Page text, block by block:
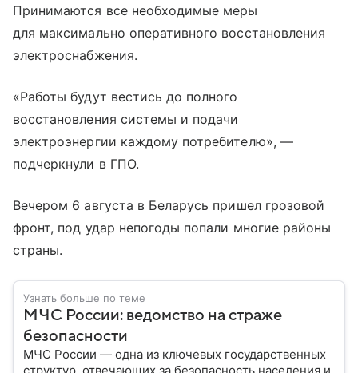
Принимаются все необходимые меры
для максимально оперативного восстановления
электроснабжения.
«Работы будут вестись до полного
восстановления системы и подачи
электроэнергии каждому потребителю», —
подчеркнули в ГПО.
Вечером 6 августа в Беларусь пришел грозовой
фронт, под удар непогоды попали многие районы
страны.
Узнать больше по теме
МЧС России: ведомство на страже
безопасности
МЧС России — одна из ключевых государственных